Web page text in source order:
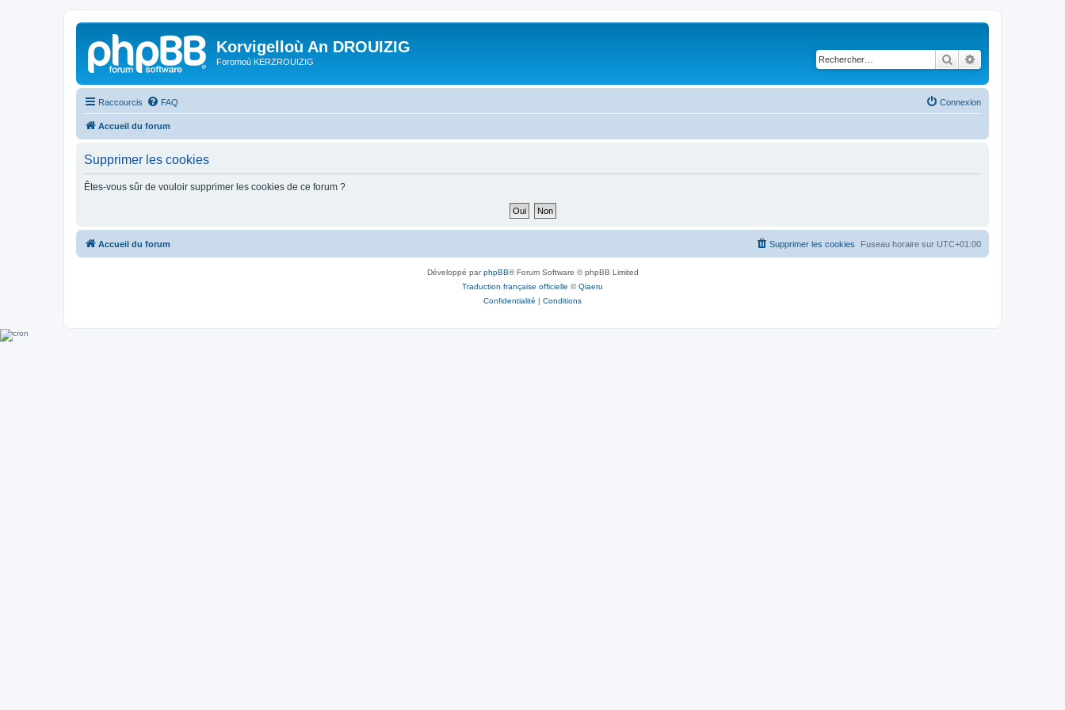
Korvigelloù An DROUIZIG
Foromoù KERZROUIZIG Rechercher
Raccourcis FAQ Connexion
Accueil du forum
Supprimer les cookies
Êtes-vous sûr de vouloir supprimer les cookies de ce forum ?
Accueil du forum Fuseau horaire sur UTC+01:00
Supprimer les cookies
Développé parphpBB® Forum Software © phpBB Limited
Traduction française officielle ©Qiaeru
Confidentialité | Conditions